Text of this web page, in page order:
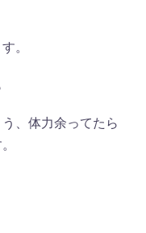
。
、体力余ってたら